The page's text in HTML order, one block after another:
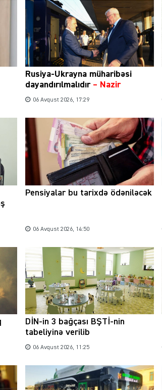
Rusiya-Ukrayna müharibəsi
dayandırılmalıdır– Nazir
06 Avqust 2026, 17:29
Pensiyalar bu tarixdə ödəniləcək
06 Avqust 2026, 14:50
DİN-in 3 bağçası BŞTİ-nin
tabeliyinə verilib
06 Avqust 2026, 11:25